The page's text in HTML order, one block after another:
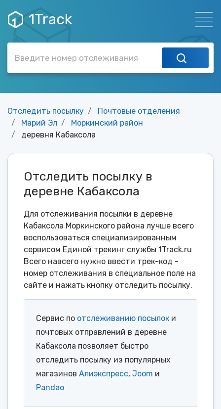
1Track
Отследить посылку
Почтовые отделения
Марий Эл
Моркинский район
деревня Кабаксола
Отследить посылку в
деревне Кабаксола
Для отслеживания посылки в деревне
Кабаксола Моркинского района лучше всего
воспользоваться специализированным
сервисом Единой трекинг службы 1Track.ru
Всего навсего нужно ввести трек-код -
номер отслеживания в специальное поле на
сайте и нажать кнопку отследить посылку.
Сервис по отслеживанию посылок и
почтовых отправлений в деревне
Кабаксола позволяет быстро
отследить посылку из популярных
магазинов Алиэкспресс, Joom и
Pandao